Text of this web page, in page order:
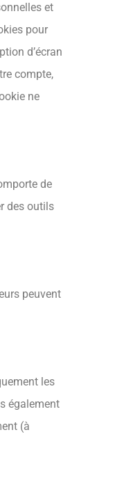
et
pour
d’écran
compte,
ne
de
des outils
peuvent
les
également
(à